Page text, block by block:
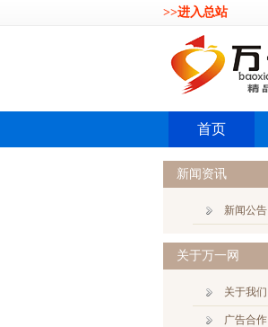
>>进入总站
首页
新闻资讯
新闻公告
关于万一网
关于我们
广告合作